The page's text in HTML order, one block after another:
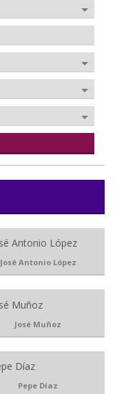
José Antonio López
José Muñoz
Pepe Díaz